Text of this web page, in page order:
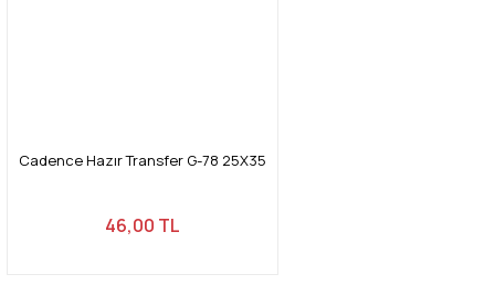
Cadence Hazır Transfer G-78 25X35
46,00 TL